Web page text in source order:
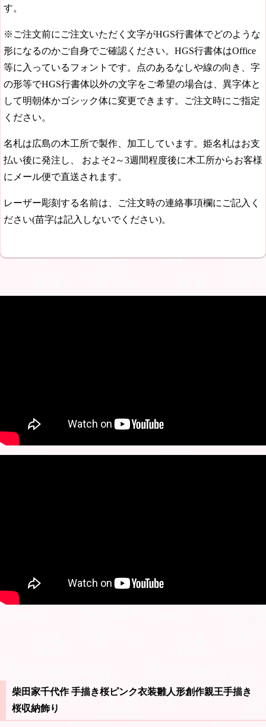
す。
※ご注文前にご注文いただく文字がHGS行書体でどのような
形になるのかご自身でご確認ください。HGS行書体はOffice
等に入っているフォントです。点のあるなしや線の向き、字
の形等でHGS行書体以外の文字をご希望の場合は、異字体と
して明朝体かゴシック体に変更できます。ご注文時にご指定
ください。
名札は広島の木工所で製作、加工しています。姫名札はお支
払い後に発注し、
およそ2～3週間程度後に木工所からお客様
にメール便で直送されます。
レーザー彫刻する名前は、ご注文時の連絡事項欄にご記入く
ださい(苗字は記入しないでください)。
柴田家千代作 手描き桜ピンク衣装雛人形創作親王手描き
桜収納飾り